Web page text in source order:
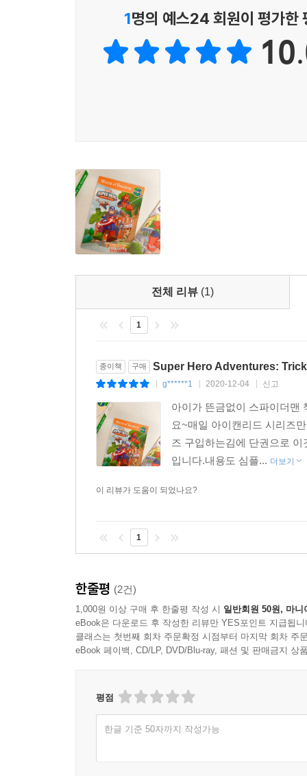
1명의 예스24 회원이 평가한
전체 리뷰 (1)
1
종이책 구매 Super Hero Adventures:
g******1 2020-12-04 신고
아이가 뜬금없이 스파이더맨
요~매일 아이캔리드 시리즈
즈 구입하는김에 단권으로
입니다.내용도 심플... 더보기
이 리뷰가 도움이 되었나요?
1
한줄평 (2건)
1,000원 이상 구매 후 한줄평 작성 시 일반회원 50원, 마니
eBook은 다운로드 후 작성한 리뷰만 YES포인트 지급됩니
클래스는 첫번째 회차 주문확정 시점부터 마지막 회차 주
eBook 페이백, CD/LP, DVD/Blu-ray, 패션 및 판매금지 상
평점
한글 기준 50자까지 작성가능